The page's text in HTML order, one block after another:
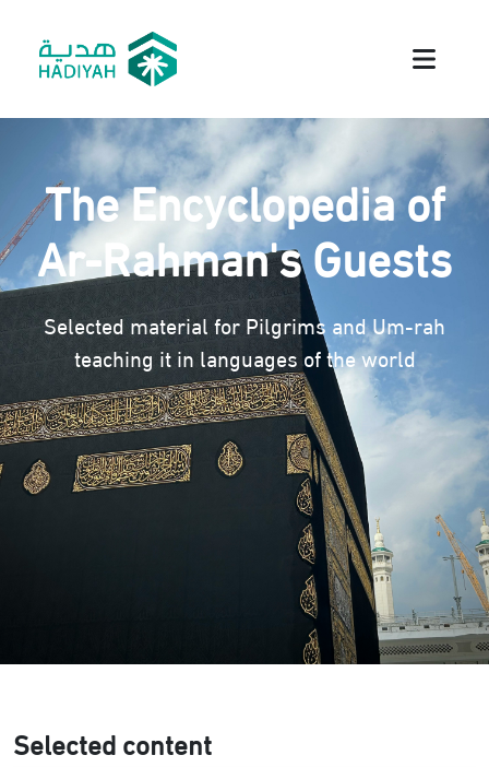
The Encyclopedia of
Ar-Rahman's Guests
Selected material for Pilgrims and Um-rah
teaching it in languages of the world
Selected content